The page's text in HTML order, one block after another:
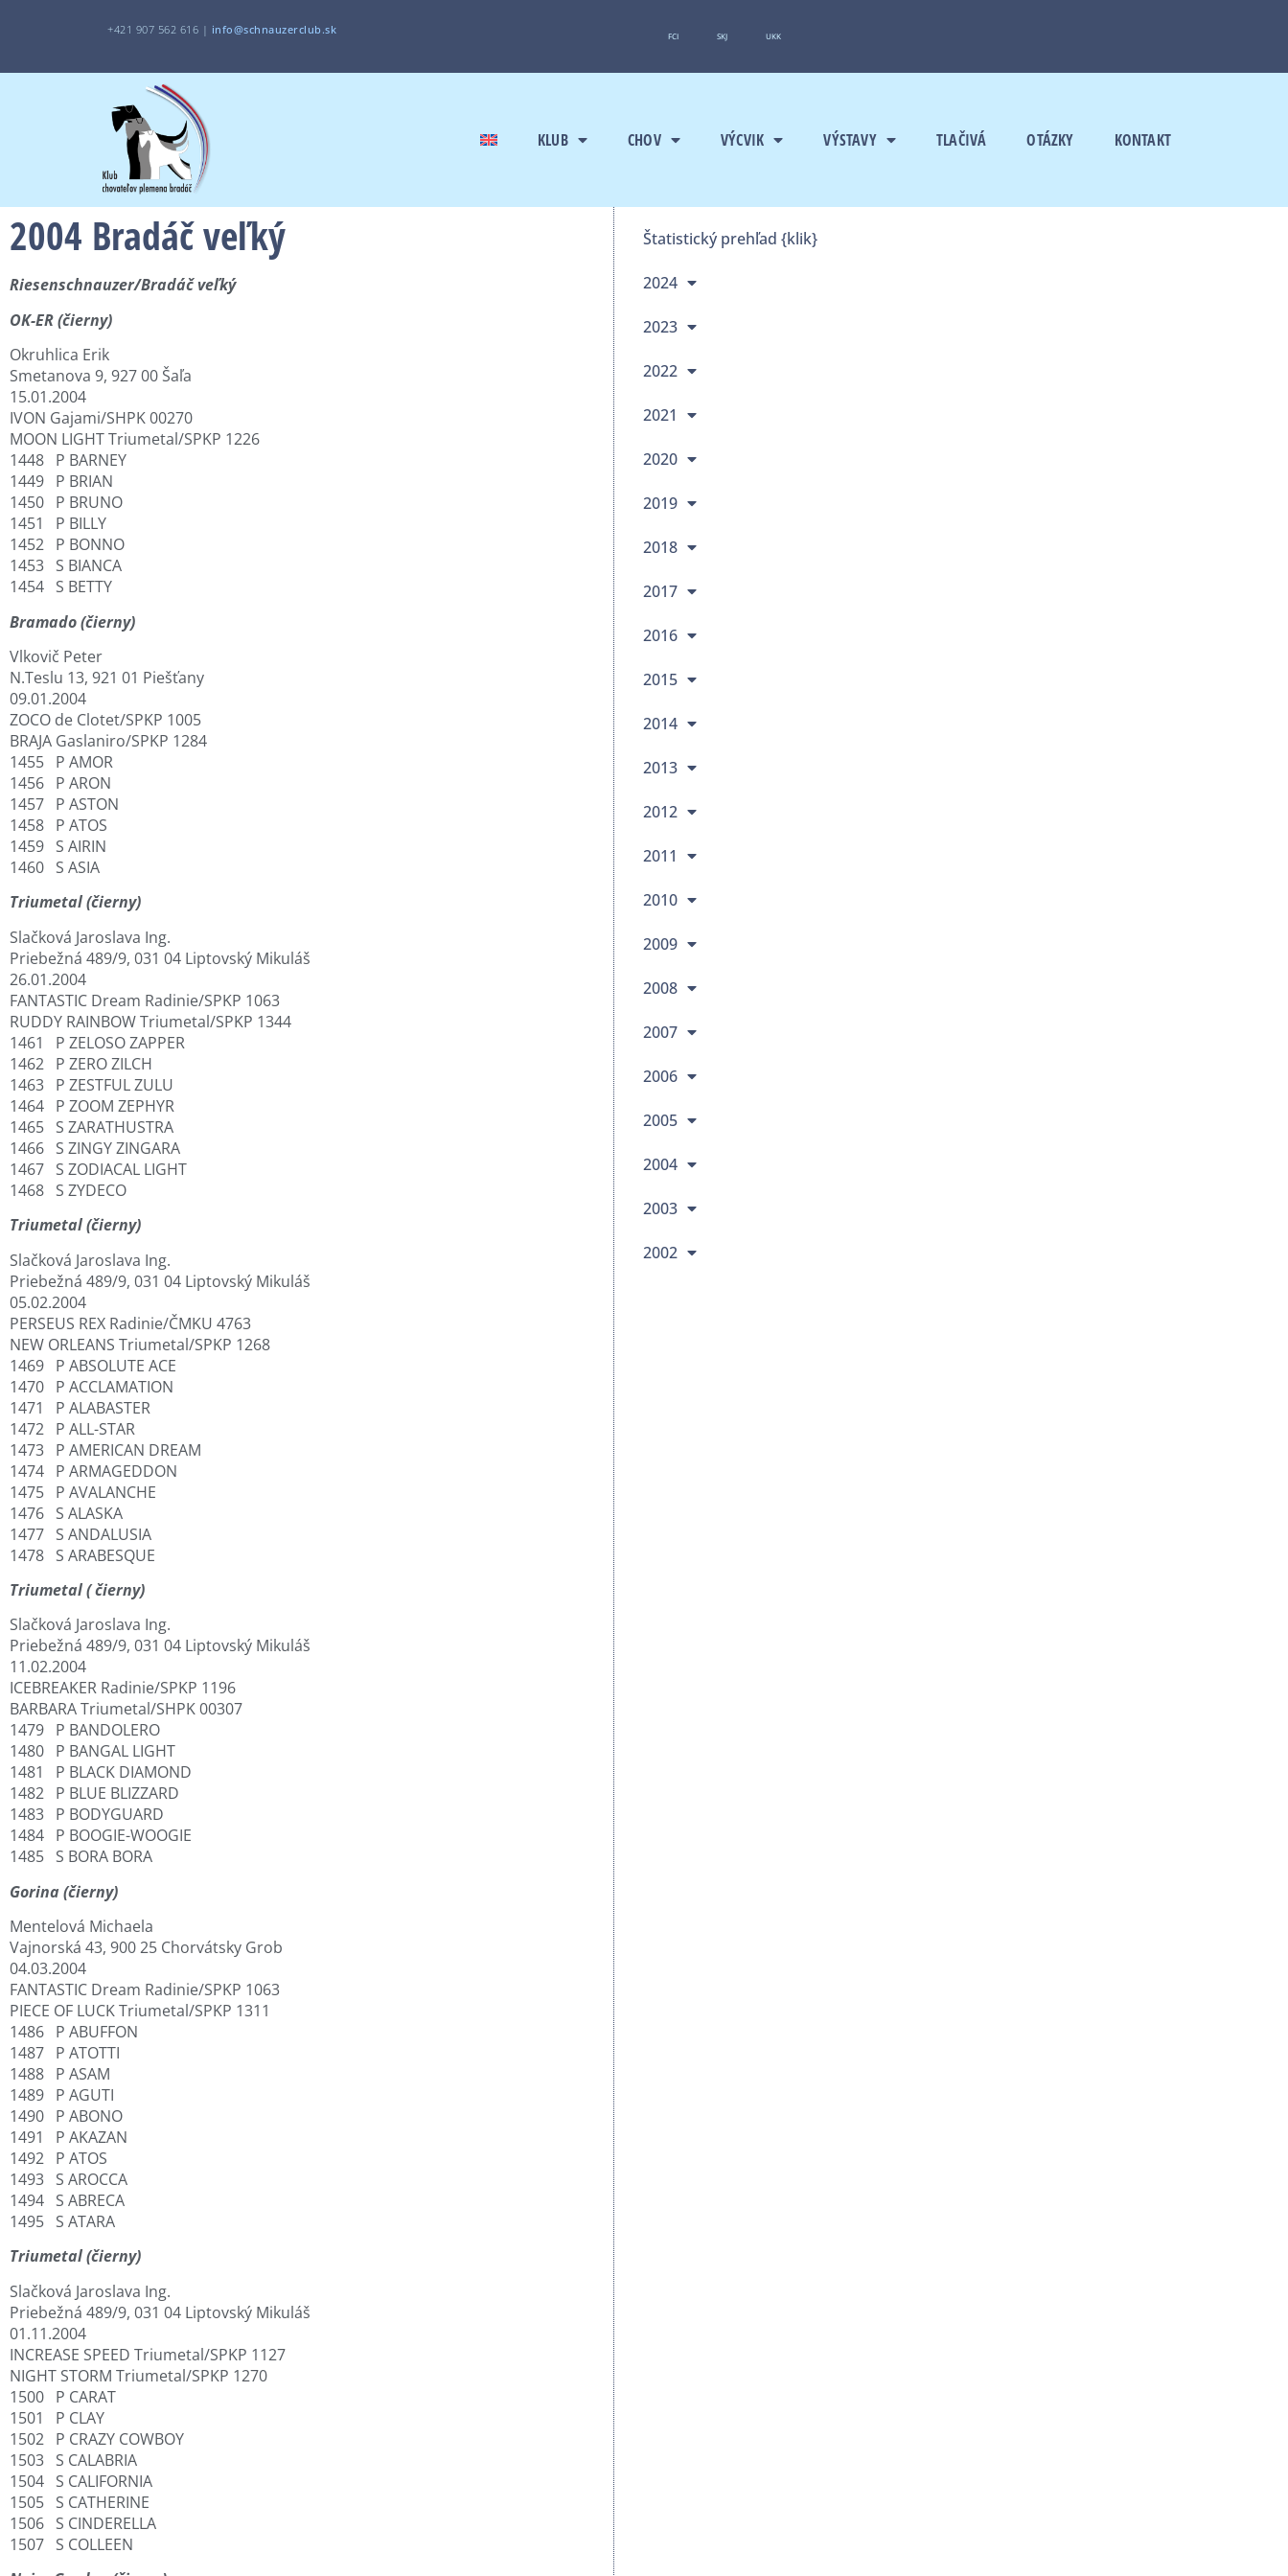
+421 907 562 616 | info@schnauzerclub.sk FCI SKJ UKK
KLUB CHOV VÝCVIK VÝSTAVY TLAČIVÁ OTÁZKY KONTAKT
2004 Bradáč veľký
Riesenschnauzer/Bradáč veľký
OK-ER (čierny)
Okruhlica Erik
Smetanova 9, 927 00 Šaľa
15.01.2004
IVON Gajami/SHPK 00270
MOON LIGHT Triumetal/SPKP 1226
1448 P BARNEY
1449 P BRIAN
1450 P BRUNO
1451 P BILLY
1452 P BONNO
1453 S BIANCA
1454 S BETTY
Bramado (čierny)
Vlkovič Peter
N.Teslu 13, 921 01 Piešťany
09.01.2004
ZOCO de Clotet/SPKP 1005
BRAJA Gaslaniro/SPKP 1284
1455 P AMOR
1456 P ARON
1457 P ASTON
1458 P ATOS
1459 S AIRIN
1460 S ASIA
Triumetal (čierny)
Slačková Jaroslava Ing.
Priebežná 489/9, 031 04 Liptovský Mikuláš
26.01.2004
FANTASTIC Dream Radinie/SPKP 1063
RUDDY RAINBOW Triumetal/SPKP 1344
1461 P ZELOSO ZAPPER
1462 P ZERO ZILCH
1463 P ZESTFUL ZULU
1464 P ZOOM ZEPHYR
1465 S ZARATHUSTRA
1466 S ZINGY ZINGARA
1467 S ZODIACAL LIGHT
1468 S ZYDECO
Triumetal (čierny)
Slačková Jaroslava Ing.
Priebežná 489/9, 031 04 Liptovský Mikuláš
05.02.2004
PERSEUS REX Radinie/ČMKU 4763
NEW ORLEANS Triumetal/SPKP 1268
1469 P ABSOLUTE ACE
1470 P ACCLAMATION
1471 P ALABASTER
1472 P ALL-STAR
1473 P AMERICAN DREAM
1474 P ARMAGEDDON
1475 P AVALANCHE
1476 S ALASKA
1477 S ANDALUSIA
1478 S ARABESQUE
Triumetal ( čierny)
Slačková Jaroslava Ing.
Priebežná 489/9, 031 04 Liptovský Mikuláš
11.02.2004
ICEBREAKER Radinie/SPKP 1196
BARBARA Triumetal/SHPK 00307
1479 P BANDOLERO
1480 P BANGAL LIGHT
1481 P BLACK DIAMOND
1482 P BLUE BLIZZARD
1483 P BODYGUARD
1484 P BOOGIE-WOOGIE
1485 S BORA BORA
Gorina (čierny)
Mentelová Michaela
Vajnorská 43, 900 25 Chorvátsky Grob
04.03.2004
FANTASTIC Dream Radinie/SPKP 1063
PIECE OF LUCK Triumetal/SPKP 1311
1486 P ABUFFON
1487 P ATOTTI
1488 P ASAM
1489 P AGUTI
1490 P ABONO
1491 P AKAZAN
1492 P ATOS
1493 S AROCCA
1494 S ABRECA
1495 S ATARA
Triumetal (čierny)
Slačková Jaroslava Ing.
Priebežná 489/9, 031 04 Liptovský Mikuláš
01.11.2004
INCREASE SPEED Triumetal/SPKP 1127
NIGHT STORM Triumetal/SPKP 1270
1500 P CARAT
1501 P CLAY
1502 P CRAZY COWBOY
1503 S CALABRIA
1504 S CALIFORNIA
1505 S CATHERINE
1506 S CINDERELLA
1507 S COLLEEN
Štatistický prehľad {klik}
2024
2023
2022
2021
2020
2019
2018
2017
2016
2015
2014
2013
2012
2011
2010
2009
2008
2007
2006
2005
2004
2003
2002